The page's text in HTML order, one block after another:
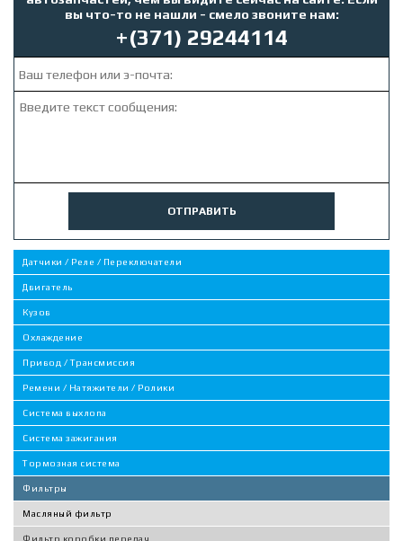
вы что-то не нашли - смело звоните нам:
+(371) 29244114
ОТПРАВИТЬ
Датчики / Реле / Переключатели
Двигатель
Кузов
Охлаждение
Привод / Трансмиссия
Ремени / Натяжители / Ролики
Система выхлопа
Система зажигания
Тормозная система
Фильтры
Масляный фильтр
Фильтр коробки передач